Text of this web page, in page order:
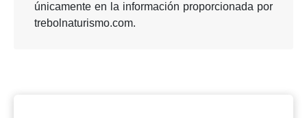
únicamente en la información proporcionada por
trebolnaturismo.com.